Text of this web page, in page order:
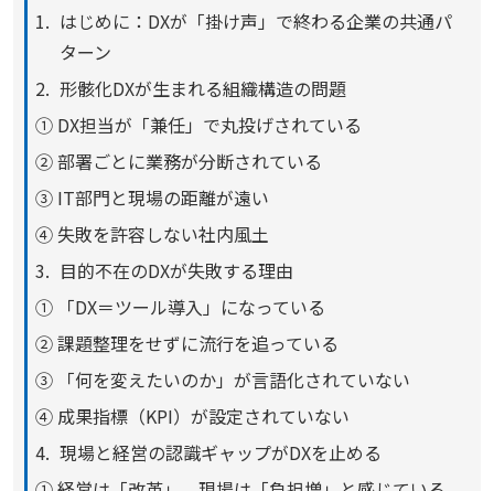
はじめに：DXが「掛け声」で終わる企業の共通パ
ターン
形骸化DXが生まれる組織構造の問題
① DX担当が「兼任」で丸投げされている
② 部署ごとに業務が分断されている
③ IT部門と現場の距離が遠い
④ 失敗を許容しない社内風土
目的不在のDXが失敗する理由
① 「DX＝ツール導入」になっている
② 課題整理をせずに流行を追っている
③ 「何を変えたいのか」が言語化されていない
④ 成果指標（KPI）が設定されていない
現場と経営の認識ギャップがDXを止める